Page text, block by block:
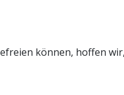
können, hoffen